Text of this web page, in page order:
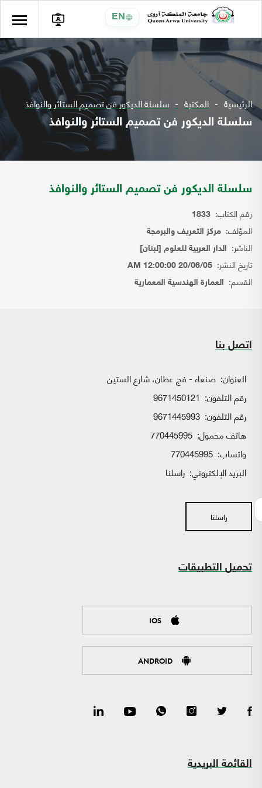
EN
الرئيسية المكتبة سلسلة الديكور فن تصميم الستائر والنوافذ
سلسلة الديكور فن تصميم الستائر والنوافذ
سلسلة الديكور فن تصميم الستائر والنوافذ
رقم الكتاب: 1833
المؤلف: مركز التعريف والبرمجة
الناشر: الدار العربية للعلوم [لبنان]
تاريخ النشر: 20/06/05 12:00:00 AM
القسم: العمارة الهندسية المعمارية
اتصل بنا
العنوان: صنعاء - فج عطان، شارع الستين
رقم التلفون: 9671450121
رقم التلفون: 9671445993
هاتف محمول: 770445995
واتساب:
البريد الإلكتروني: راسلنا
راسلنا
تحميل التطبيقات
IOS
ANDROID
القائمة البريدية